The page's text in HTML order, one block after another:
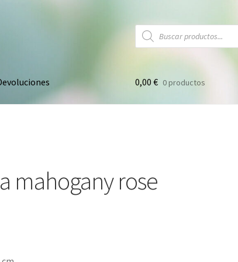
Búsqueda
de
productos
0,00 € 0 productos
mahogany rose